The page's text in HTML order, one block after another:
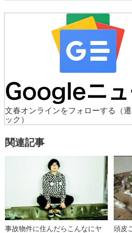
文春オンラインをフォローする
（
ック）
関連記事
事故物件に住んだらこんなにヤ
頭皮